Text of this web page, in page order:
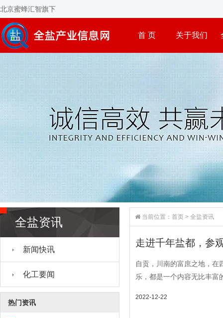
北京蜜蜂汇智旗下
首 页 关于我们
全盐资讯
新闻快讯
化工要闻
热门资讯
当前位置： 首页 > 全盐资讯
走进千年盐都，参
自贡，川南的富庶之地，
乐，都是一个内容无比丰富
2022-12-22